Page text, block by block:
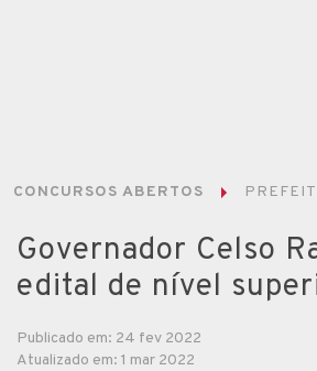
CONCURSOS ABERTOS
Governador Celso
edital de nível
Publicado em: 24 fev 2022
Atualizado em: 1 mar 2022